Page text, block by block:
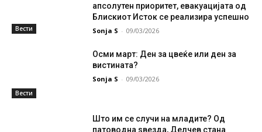
Вести
апсолутен приоритет, евакуацијата од
Блискиот Исток се реализира успешно
Sonja S - 09/03/2026
Вести
Осми март: Ден за цвеќе или ден за
вистината?
Sonja S - 09/03/2026
Што им се случи на младите? Од
патоводна ѕвезда, Делчев стана